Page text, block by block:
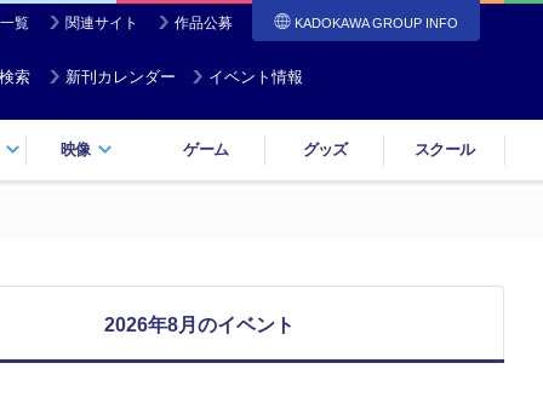
覧 関連サイト 作品公募 KADOKAWA GROUP INFO
索 新刊カレンダー イベント情報
映像 ゲーム グッズ スクール
2026年8月のイベント